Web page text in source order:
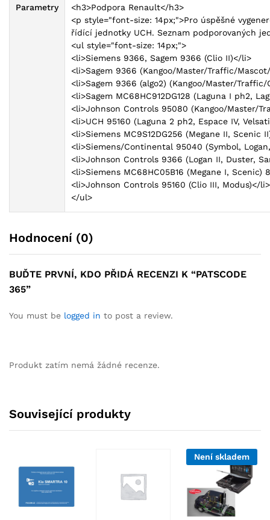
Parametry
<h3>Podpora Renault</h3>
<p style="font-size: 14px;">Pro úspěšné
řídící jednotky UCH. Seznam podporovaných
<ul style="font-size: 14px;">
<li>Siemens 9366, Sagem 9366 (Clio II)</li>
<li>Sagem 9366 (Kangoo/Master/Traffic/
<li>Sagem 9366 (algo2) (Kangoo/Master/
<li>Sagem MC68HC912DG128 (Laguna I ph2,
<li>Johnson Controls 95080 (Kangoo/Master/
<li>UCH 95160 (Laguna 2 ph2, Espace IV,
<li>Siemens MC9S12DG256 (Megane II, Scenic
<li>Siemens/Continental 95040 (Symbol,
<li>Johnson Controls 9366 (Logan II, Duster,
<li>Siemens MC68HC05B16 (Megane I, Scenic)
<li>Johnson Controls 95160 (Clio III, Modus)</li>
</ul>
Hodnocení (0)
BUĎTE PRVNÍ, KDO PŘIDÁ RECENZI K “PATSCODE
365”
You must be logged in to post a review.
Produkt zatím nemá žádné recenze.
Související produkty
Není skladem